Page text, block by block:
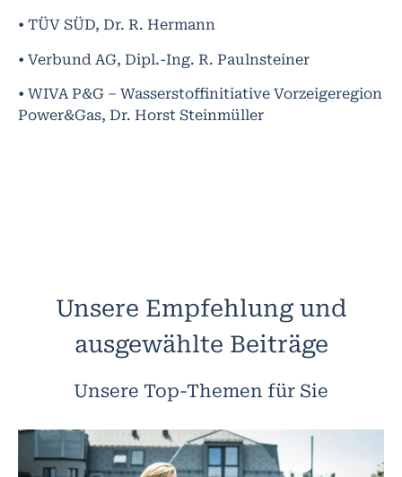
• TÜV SÜD, Dr. R. Hermann
• Verbund AG, Dipl.-Ing. R. Paulnsteiner
• WIVA P&G – Wasserstoffinitiative Vorzeigeregion
Power&Gas, Dr. Horst Steinmüller
Unsere Empfehlung und
ausgewählte Beiträge
Unsere Top-Themen für Sie